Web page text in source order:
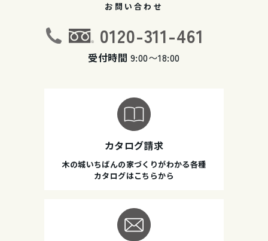
お問い合わせ
0120-311-461
受付時間 9:00〜18:00
カタログ請求
木の城いちばんの家づくりがわかる各種
カタログはこちらから